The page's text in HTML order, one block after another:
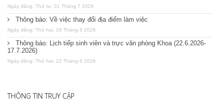
Ngày đăng: Thứ tư, 01 Tháng 7 2026
Thông báo: Về việc thay đổi địa điểm làm việc
Ngày đăng: Thứ hai, 29 Tháng 6 2026
Thông báo: Lịch tiếp sinh viên và trực văn phòng Khoa (22.6.2026-
17.7.2026)
Ngày đăng: Thứ hai, 22 Tháng 6 2026
THÔNG TIN TRUY CẬP